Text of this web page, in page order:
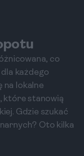
co
każdego
na lokalne
które stanowią
Gdzie szukać
Oto kilka